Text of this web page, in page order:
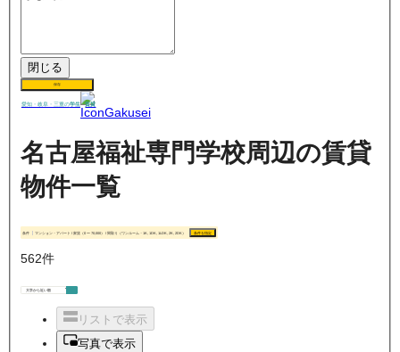
閉じる
保存
愛知・岐阜・三重の学生 賃貸
名古屋福祉専門学校周辺の賃貸
物件一覧
条件 マンション・アパート / 家賃（0 〜 70,000） / 間取り（ワンルーム・1K, 1DK, 1LDK, 2K, 2DK） 条件を指定
562件
リストで表示
写真で表示